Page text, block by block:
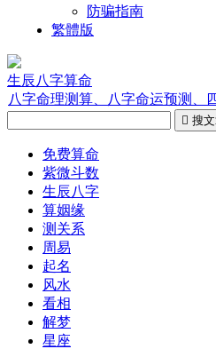
防骗指南
繁體版
生辰八字算命
八字命理测算、八字命运预测、
 搜
免费算命
紫微斗数
生辰八字
算姻缘
测关系
周易
起名
风水
看相
解梦
星座